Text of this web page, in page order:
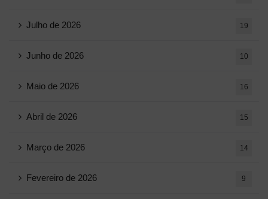
Julho de 2026 19
Junho de 2026 10
Maio de 2026 16
Abril de 2026 15
Março de 2026 14
Fevereiro de 2026 9